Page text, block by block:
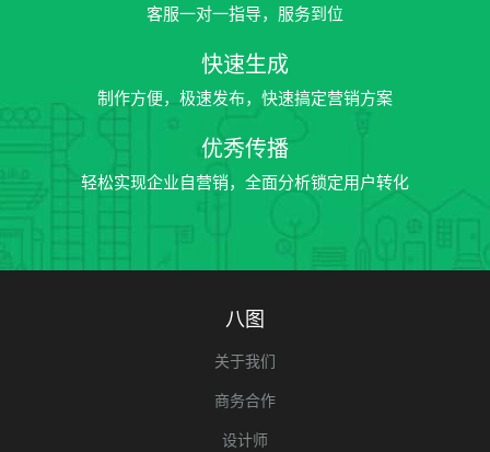
客服一对一指导，服务到位
快速生成
制作方便，极速发布，快速搞定营销方案
优秀传播
轻松实现企业自营销，全面分析锁定用户转化
八图
关于我们
商务合作
设计师